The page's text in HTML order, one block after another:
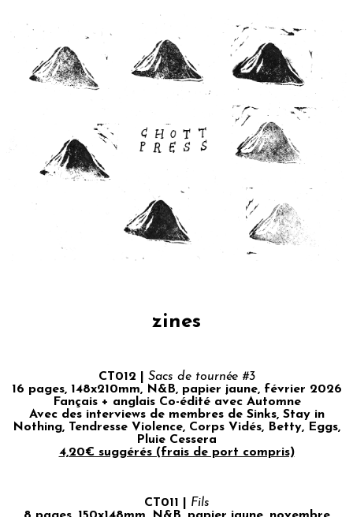
zines
CT012 | Sacs de tournée #3
16 pages, 148x210mm, N&B, papier jaune, février 2026
Fançais + anglais Co-édité avec Automne
Avec des interviews de membres de Sinks, Stay in
Nothing, Tendresse Violence, Corps Vidés, Betty, Eggs,
Pluie Cessera
4,20€ suggérés (frais de port compris)
CT011 | Fils